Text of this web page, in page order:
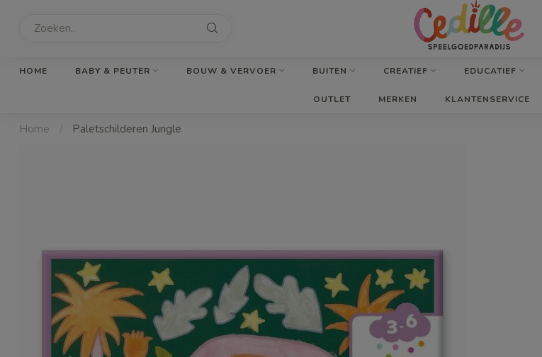
HOME BABY & PEUTER BOUW & VERVOER BUITEN CREATIEF EDUCATIEF
OUTLET MERKEN KLANTENSERVICE
Home / Paletschilderen Jungle